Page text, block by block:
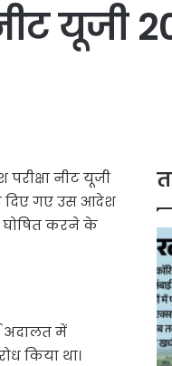
यूजी
नीट यूजी
दिए गए उस आदेश
घोषित करने के
अदालत में
किया था।